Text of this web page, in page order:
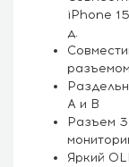
iPhone
д.
А и В
Разъем
Яркий